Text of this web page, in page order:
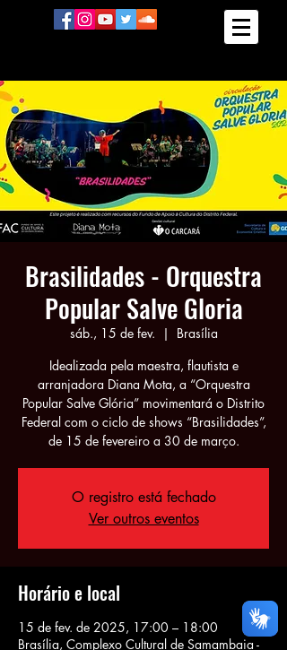
Brasilidades - Orquestra
Popular Salve Gloria
sáb., 15 de fev.
  |
Brasília
Idealizada pela maestra, flautista e
arranjadora Diana Mota, a “Orquestra
Popular Salve Glória” movimentará o Distrito
Federal com o ciclo de shows “Brasilidades”,
de 15 de fevereiro a 30 de março.
O registro está fechado
Ver outros eventos
Horário e local
15 de fev. de 2025, 17:00 – 18:00
Brasília, Complexo Cultural de Samambaia -